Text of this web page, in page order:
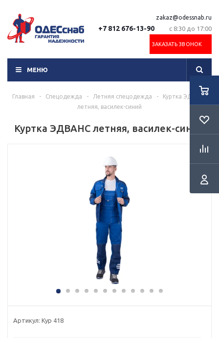
+7 812 676-13-90
zakaz@odessnab.ru
с 8:30 до 17:00
ЗАКАЗАТЬ ЗВОНОК
МЕНЮ
Главная - Спецодежда - Летняя спецодежда -
Куртка ЭДВАНС
летняя, василек-синий
Куртка ЭДВАНС летняя, василек-синий
Артикул: Кур 418